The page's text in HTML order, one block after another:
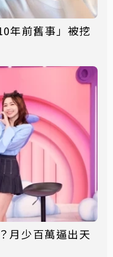
年前舊事」被挖
月少百萬逼出天